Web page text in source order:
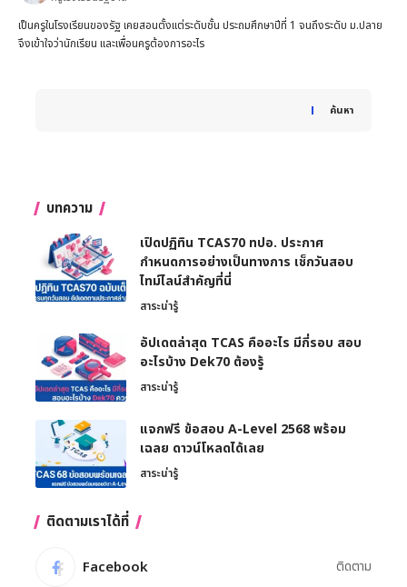
เป็นครูในโรงเรียนของรัฐ เคยสอนตั้งแต่ระดับชั้น ประถมศึกษาปีที่ 1 จนถึงระดับ ม.ปลาย
จึงเข้าใจว่านักเรียน และเพื่อนครูต้องการอะไร
ค้นหา
When autocomplete results are available use up and
บทความ
เปิดปฏิทิน TCAS70 ทปอ. ประกาศ
กำหนดการอย่างเป็นทางการ เช็กวันสอบ
ไทม์ไลน์สำคัญที่นี่
สาระน่ารู้
อัปเดตล่าสุด TCAS คืออะไร มีกี่รอบ สอบ
อะไรบ้าง Dek70 ต้องรู้
สาระน่ารู้
แจกฟรี ข้อสอบ A-Level 2568 พร้อม
เฉลย ดาวน์โหลดได้เลย
สาระน่ารู้
ติดตามเราได้ที่
Facebook ติดตาม